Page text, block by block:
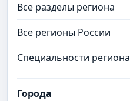
Все разделы региона
Все регионы России
Специальности региона
Города